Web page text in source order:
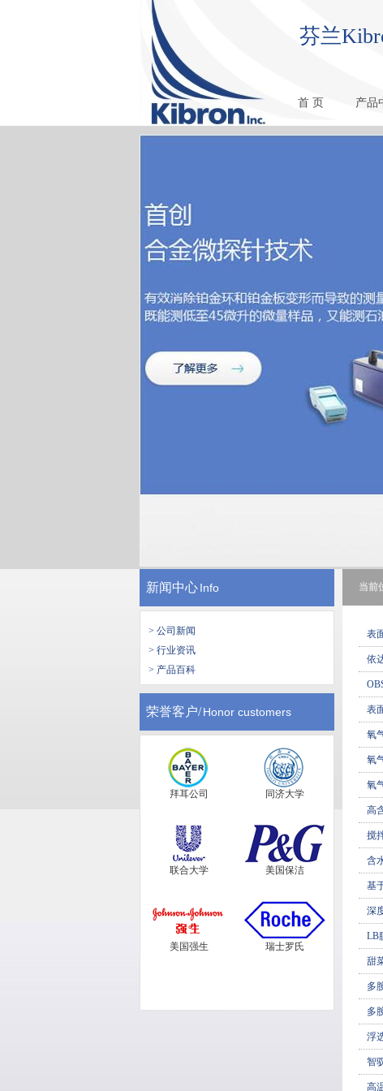
芬兰
首 页 产品
新闻中心Info
> 公司新闻
> 行业资讯
> 产品百科
荣誉客户/Honor customers
拜耳公司 同济大学
联合大学 美国保洁
美国强生 瑞士罗氏
当前
表
依
表
氧
氧
氧
高
搅
含
基
深
LB
甜
多
多
浮
智
高